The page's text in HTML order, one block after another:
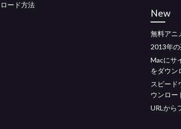
ロード方法
New
無料アニ
2013年
Macにサ
をダウン
スピード
ウンロー
URLから